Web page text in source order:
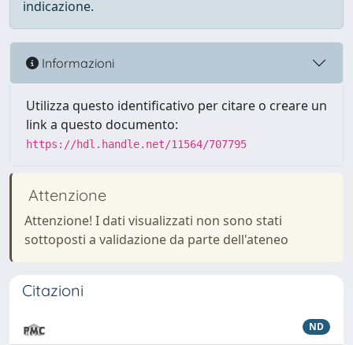
indicazione.
Informazioni
Utilizza questo identificativo per citare o creare un
link a questo documento:
https://hdl.handle.net/11564/707795
Attenzione
Attenzione! I dati visualizzati non sono stati
sottoposti a validazione da parte dell'ateneo
Citazioni
ND